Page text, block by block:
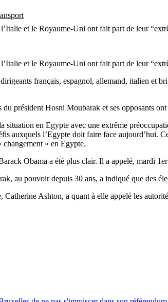
et le Royaume-Uni ont fait part de leur
et le Royaume-Uni ont fait part de leur
français, espagnol, allemand, italien et
du président Hosni Moubarak et ses opposants
situation en Egypte avec une extrême
auxquels l’Egypte doit faire face
changement » en Egypte.
Obama a été plus clair. Il a appelé, mardi
au pouvoir depuis 30 ans, a indiqué que des
Ashton, a quant à elle appelé les